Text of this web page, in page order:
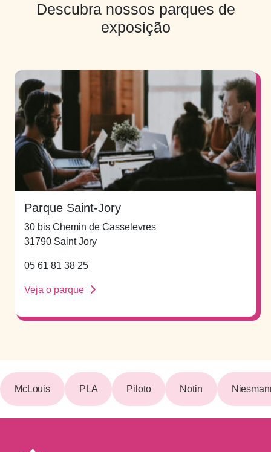
Descubra nossos parques de
exposição
Parque Saint-Jory
30 bis Chemin de Casselevres
31790 Saint Jory
05 61 81 38 25
Veja o parque
McLouis PLA Piloto Notin